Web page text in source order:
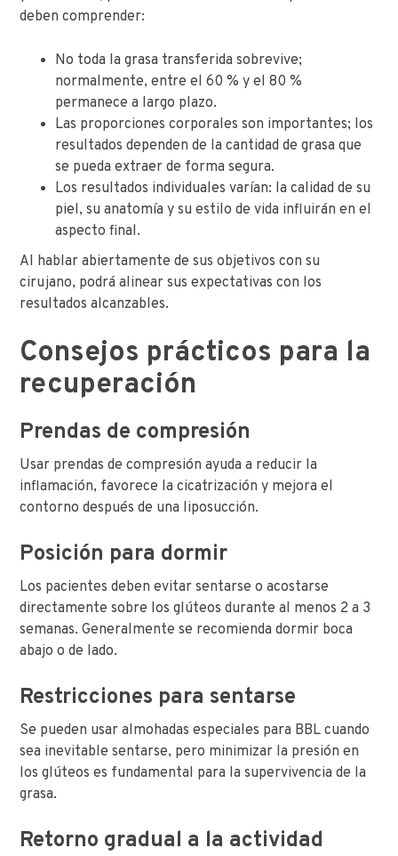
deben comprender:
No toda la grasa transferida sobrevive;
normalmente, entre el 60 % y el 80 %
permanece a largo plazo.
Las proporciones corporales son importantes; los
resultados dependen de la cantidad de grasa que
se pueda extraer de forma segura.
Los resultados individuales varían: la calidad de su
piel, su anatomía y su estilo de vida influirán en el
aspecto final.
Al hablar abiertamente de sus objetivos con su
cirujano, podrá alinear sus expectativas con los
resultados alcanzables.
Consejos prácticos para la
recuperación
Prendas de compresión
Usar prendas de compresión ayuda a reducir la
inflamación, favorece la cicatrización y mejora el
contorno después de una liposucción.
Posición para dormir
Los pacientes deben evitar sentarse o acostarse
directamente sobre los glúteos durante al menos 2 a 3
semanas. Generalmente se recomienda dormir boca
abajo o de lado.
Restricciones para sentarse
Se pueden usar almohadas especiales para BBL cuando
sea inevitable sentarse, pero minimizar la presión en
los glúteos es fundamental para la supervivencia de la
grasa.
Retorno gradual a la actividad